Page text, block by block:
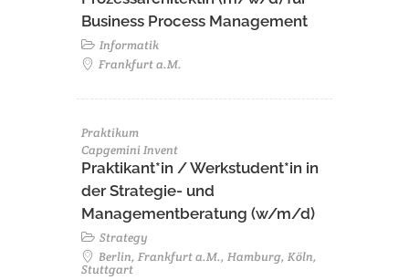
Business Process Management
Informatik
Frankfurt a.M.
Praktikum
Capgemini Invent
Praktikant*in / Werkstudent*in in
der Strategie- und
Managementberatung (w/m/d)
Strategy
Berlin, Frankfurt a.M., Hamburg, Köln,
Stuttgart